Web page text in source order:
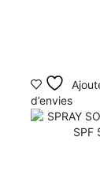
d’envies